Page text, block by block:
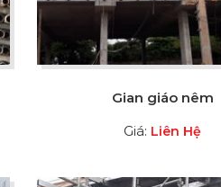
Gian giáo nêm
Giá: Liên Hệ